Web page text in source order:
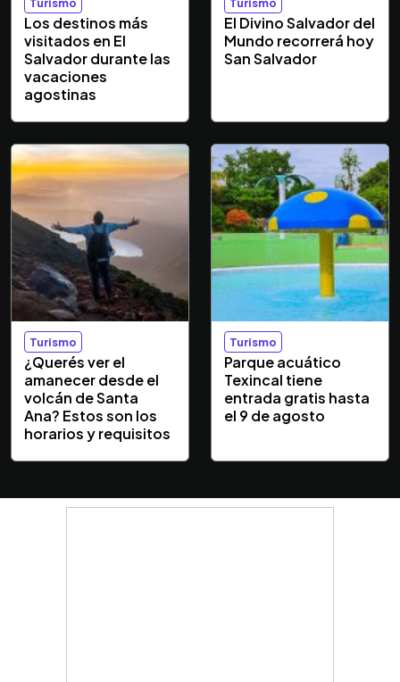
Los destinos más
visitados en El
Salvador durante las
vacaciones
agostinas
El Divino Salvador del
Mundo recorrerá hoy
San Salvador
Turismo
¿Querés ver el
amanecer desde el
volcán de Santa
Ana? Estos son los
horarios y requisitos
Turismo
Parque acuático
Texincal tiene
entrada gratis hasta
el 9 de agosto